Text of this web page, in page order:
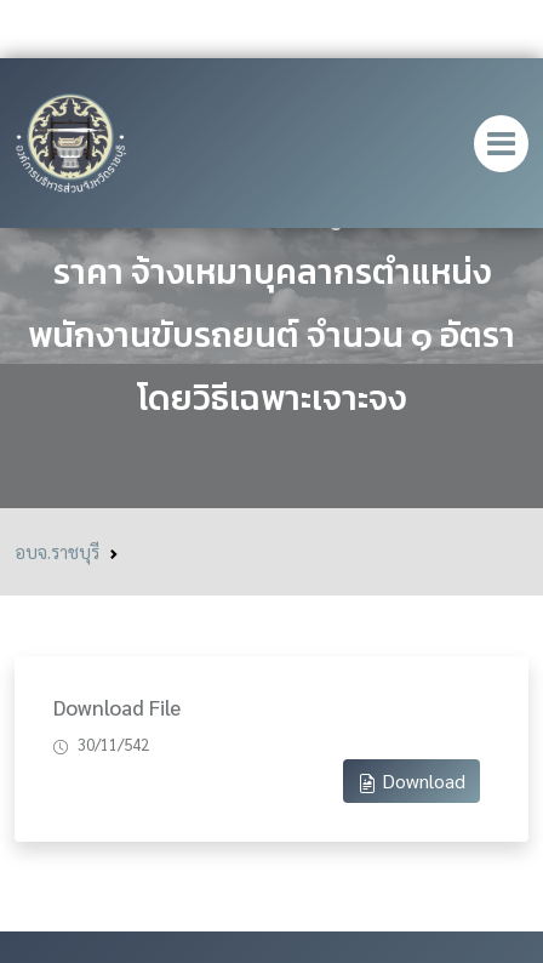
ประกาศ เรื่อง ประกาศผู้ชนะการเสนอ
ราคา จ้างเหมาบุคลากรตำแหน่ง
พนักงานขับรถยนต์ จำนวน ๑ อัตรา
โดยวิธีเฉพาะเจาะจง
อบจ.ราชบุรี
Download File
30/11/542
Download